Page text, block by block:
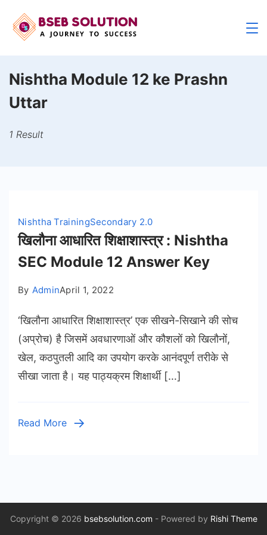
Nishtha Module 12 ke Prashn
Uttar
1 Result
Nishtha TrainingSecondary 2.0
खिलौना आधारित शिक्षाशास्त्र : Nishtha
SEC Module 12 Answer Key
By AdminApril 1, 2022
‘खिलौना आधारित शिक्षाशास्त्र’ एक सीखने-सिखाने की सोच
(अप्रोच) है जिसमें अवधारणाओं और कौशलों को खिलौनों,
खेल, कठपुतली आदि का उपयोग करके आनंदपूर्ण तरीके से
सीखा जाता है। यह पाठ्यक्रम शिक्षार्थी […]
Read More
Copyright © 2026 bsebsolution.com - Powered by Rishi Theme